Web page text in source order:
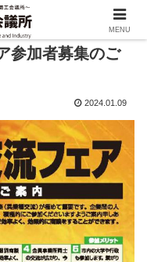
参加者募集のご
2024.01.09
MENU